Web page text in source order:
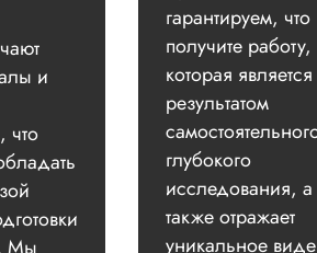
и
что
гарантируем,
получите работу,
которая является
результатом
глубокого
исследования, а
также отражает
уникальное